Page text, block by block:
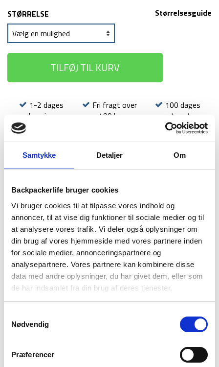
Samtykke Detaljer Om
Backpackerlife bruger cookies
Vi bruger cookies til at tilpasse vores indhold og
annoncer, til at vise dig funktioner til sociale medier og til
at analysere vores trafik. Vi deler også oplysninger om
din brug af vores hjemmeside med vores partnere inden
for sociale medier, annonceringspartnere og
analysepartnere. Vores partnere kan kombinere disse
data med andre oplysninger, du har givet dem, eller som
de har indsamlet fra din brug af deres tjenester.
Nødvendig
Præferencer
Størrelsesguide
STØRRELSE
TILFØJ TIL KURV
1-2 dages
levering
Fri fragt over
499 kr
100 dages
returret
BESKRIVELSE
YDERLIGERE INFORMATION
BRAND
FAQ
Jakke til mænd i modellen Kerrera fra skotske Highlander.
Denne jakke er lavet i det vandtætte og åndbare materiale
Ab-Tex, som sikrer dig høj komfort. Jakken kommer med fuldt
vandtætte syninger, en fuld længde lynlås på fronten, som er
med den såkaldte “stormflap” hvis det regner kraftigt – og
med hætte der kan pakkes væk.
Derudover har jakken to sidelommer med regn-sikre
Slutteligt har Kerrera jakken ærmer der ved håndleddene kan
Kerrera jakken er derfor en god outdoor jakke, som kan bruges
som normal jakke – men også som en vind og vandafvisende